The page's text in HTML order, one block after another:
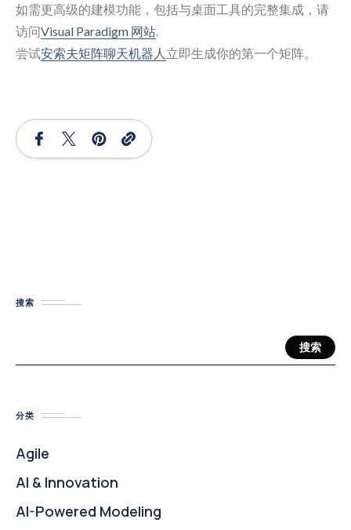
如需更高级的建模功能，包括与桌面工具的完整集成，请
访问Visual Paradigm 网站.
尝试安索夫矩阵聊天机器人 立即生成你的第一个矩阵。
搜索
搜索
分类
Agile
AI & Innovation
AI-Powered Modeling